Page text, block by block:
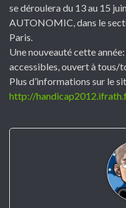
se déroulera du 13 au 15
AUTONOMIC, dans le
Paris.
Une nouveauté cette
accessibles, ouvert à tous/
Plus d’informations sur le
http://